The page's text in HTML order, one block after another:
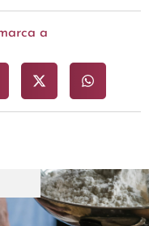
a